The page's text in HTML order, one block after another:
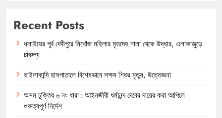
Recent Posts
ধলাইয়ের পূর্ব দেবীপুরে নিখোঁজ মহিলার মৃতদেহ নালা থেকে উদ্ধার, এলাকাজুড়ে
চাঞ্চল্য
হাইলাকান্দি হাসপাতালে বিশেষভাবে সক্ষম শিশুর মৃত্যু, উত্তেজনা
অসম চুক্তির ৬ নং ধারা : আইনজীবী ধর্মানন্দ দেবের দায়ের করা আপিলে
গুরুত্বপূর্ণ নির্দেশ